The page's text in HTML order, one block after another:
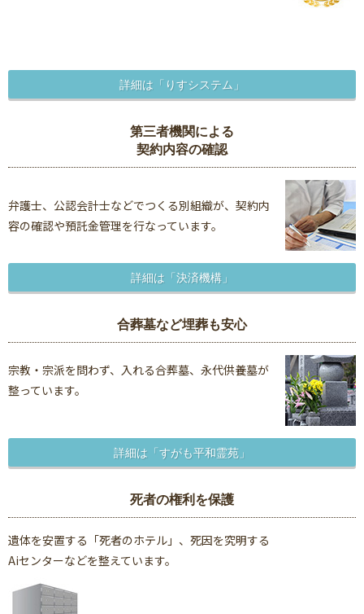
詳細は「りすシステム」
第三者機関による
契約内容の確認
弁護士、公認会計士などでつくる別組織が、契約内
容の確認や預託金管理を行なっています。
詳細は「決済機構」
合葬墓など埋葬も安心
宗教・宗派を問わず、入れる合葬墓、永代供養墓が
整っています。
詳細は「すがも平和霊苑」
死者の権利を保護
遺体を安置する「死者のホテル」、死因を究明する
Aiセンターなどを整えています。